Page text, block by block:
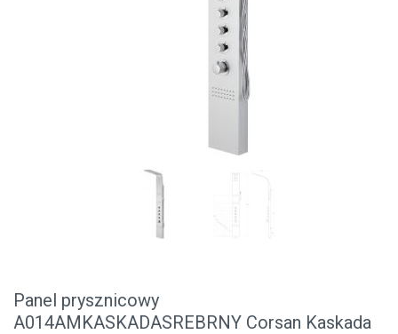
Panel prysznicowy
A014AMKASKADASREBRNY Corsan Kaskada